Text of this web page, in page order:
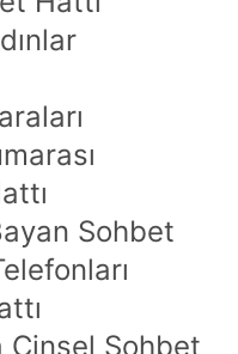
Sohbet
Cinsel Sohbet